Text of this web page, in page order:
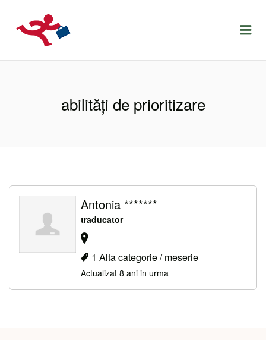
LOCURIDEMUNCACLUJ.NET
abilități de prioritizare
Antonia *******
traducator
1 Alta categorie / meserie
Actualizat 8 ani in urma